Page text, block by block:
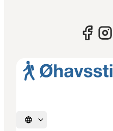
Vælg sprog